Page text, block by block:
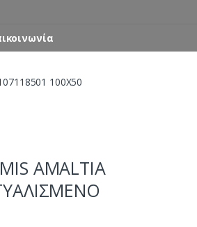
100Χ50
AMALTIA